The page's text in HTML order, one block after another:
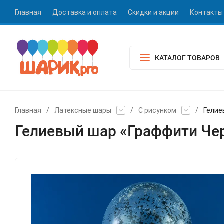
Главная Доставка и оплата Скидки и акции Контакты
КАТАЛОГ ТОВАРОВ
Главная / Латексные шары / С рисунком /
Гелиевый шар «Граффити